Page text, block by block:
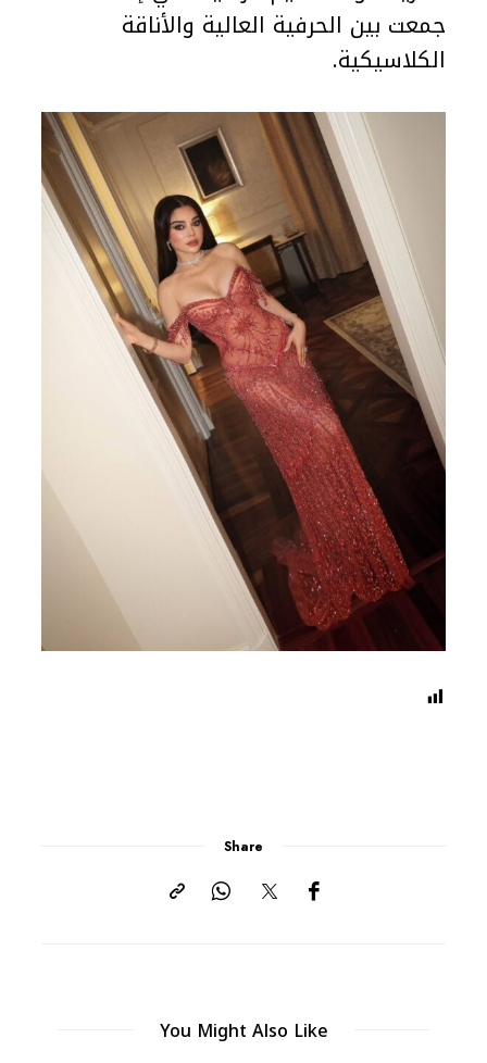
جمعت بين الحرفية العالية والأناقة
الكلاسيكية.
Share
You Might Also Like